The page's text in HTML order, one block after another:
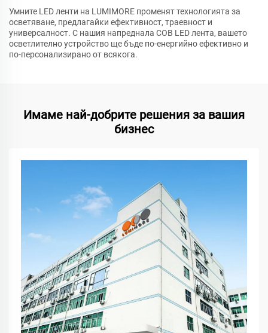
Умните LED ленти на LUMIMORE променят технологията за
осветяване, предлагайки ефективност, траевност и
универсалност. С нашия напреднала COB LED лента, вашето
осветлително устройство ще бъде по-енергийно ефективно и
по-персонализирано от всякога.
Имаме най-добрите решения за вашия
бизнес